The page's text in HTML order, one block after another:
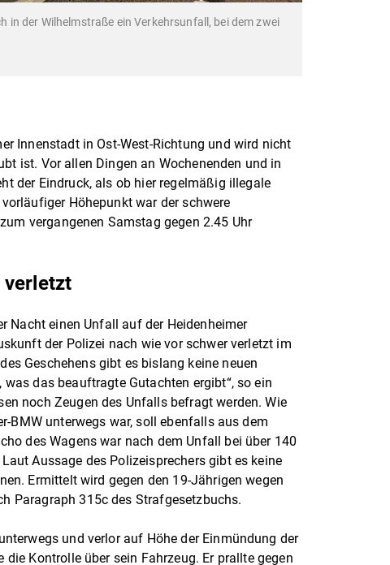
in der Wilhelmstraße ein Verkehrsunfall, bei dem zwei
Innenstadt in Ost-West-Richtung und wird nicht
ist. Vor allen Dingen an Wochenenden und in
der Eindruck, als ob hier regelmäßig illegale
Höhepunkt war der schwere
vergangenen Samstag gegen 2.45 Uhr
verletzt
Nacht einen Unfall auf der Heidenheimer
der Polizei nach wie vor schwer verletzt im
Geschehens gibt es bislang keine neuen
das beauftragte Gutachten ergibt“, so ein
noch Zeugen des Unfalls befragt werden. Wie
BMW unterwegs war, soll ebenfalls aus dem
des Wagens war nach dem Unfall bei über 140
Aussage des Polizeisprechers gibt es keine
Ermittelt wird gegen den 19-Jährigen wegen
Paragraph 315c des Strafgesetzbuchs.
und verlor auf Höhe der Einmündung der
Kontrolle über sein Fahrzeug. Er prallte gegen